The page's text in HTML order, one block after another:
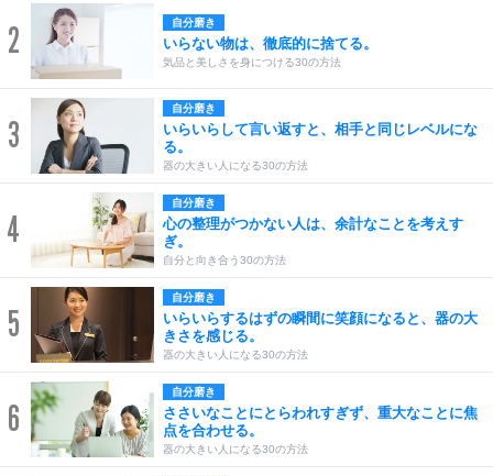
2 自分磨き
いらない物は、徹底的に捨てる。
気品と美しさを身につける30の方法
3
自分磨き
いらいらして言い返すと、相手と同じレベルにな
る。
器の大きい人になる30の方法
4
自分磨き
心の整理がつかない人は、余計なことを考えす
ぎ。
自分と向き合う30の方法
5
自分磨き
いらいらするはずの瞬間に笑顔になると、器の大
きさを感じる。
器の大きい人になる30の方法
6
自分磨き
ささいなことにとらわれすぎず、重大なことに焦
点を合わせる。
器の大きい人になる30の方法